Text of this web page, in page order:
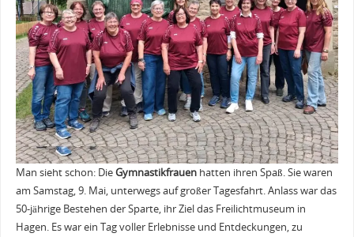
Man sieht schon: DieGymnastikfrauenhatten ihren Spaß. Sie waren
am Samstag, 9. Mai, unterwegs auf großer Tagesfahrt. Anlass war das
50-jährige Bestehen der Sparte, ihr Ziel das Freilichtmuseum in
Hagen. Es war ein Tag voller Erlebnisse und Entdeckungen, zu